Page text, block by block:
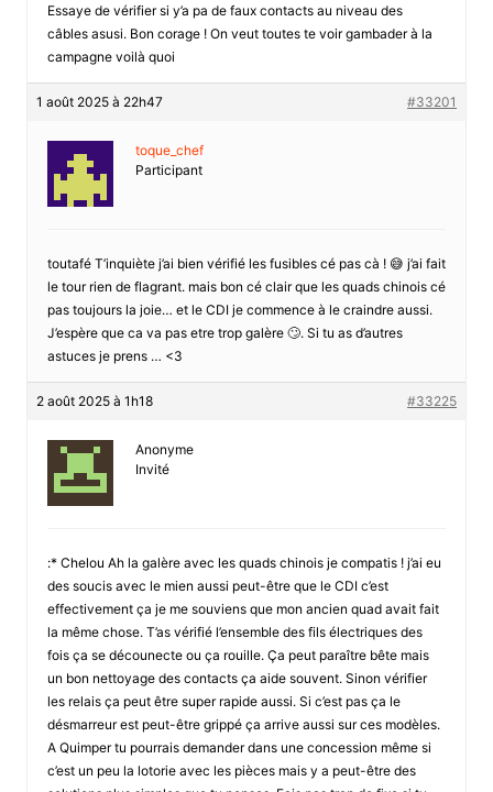
Essaye de vérifier si y’a pa de faux contacts au niveau des
câbles asusi. Bon corage ! On veut toutes te voir gambader à la
campagne voilà quoi
1 août 2025 à 22h47 #33201
toque_chef
Participant
toutafé T’inquiète j’ai bien vérifié les fusibles cé pas cà ! 😅 j’ai fait
le tour rien de flagrant. mais bon cé clair que les quads chinois cé
pas toujours la joie… et le CDI je commence à le craindre aussi.
J’espère que ca va pas etre trop galère 🙄. Si tu as d’autres
astuces je prens … <3
2 août 2025 à 1h18 #33225
Anonyme
Invité
:* Chelou Ah la galère avec les quads chinois je compatis ! j’ai eu
des soucis avec le mien aussi peut-être que le CDI c’est
effectivement ça je me souviens que mon ancien quad avait fait
la même chose. T’as vérifié l’ensemble des fils électriques des
fois ça se décounecte ou ça rouille. Ça peut paraître bête mais
un bon nettoyage des contacts ça aide souvent. Sinon vérifier
les relais ça peut être super rapide aussi. Si c’est pas ça le
désmarreur est peut-être grippé ça arrive aussi sur ces modèles.
A Quimper tu pourrais demander dans une concession même si
c’est un peu la lotorie avec les pièces mais y a peut-être des